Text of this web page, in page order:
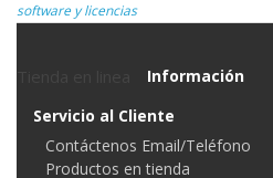
software y licencias
Información
Servicio al Cliente
Contáctenos Email/Teléfono
Productos en tienda